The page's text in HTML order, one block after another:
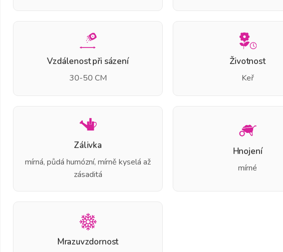
Vzdálenost při sázení
30-50 CM
Životnost
Keř
Zálivka
mírná, půdá humózní, mírně kyselá až
zásaditá
Hnojení
mírné
Mrazuvzdornost